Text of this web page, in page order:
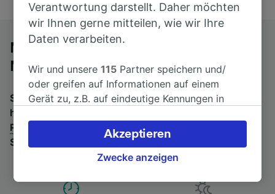
Mit dem Fernbus von Rovereto nach
München
Suchen Sie nach einem Rückfahrtticket? Dann bitte
hier entlang:
Rovereto
Wenn Sie lieber mit dem Zug fahren, prüfen
Sie die
Züge von Rovereto bis München
Verantwortung darstellt. Daher möchten
wir Ihnen gerne mitteilen, wie wir Ihre
Daten verarbeiten.
Wir und unsere115 Partner speichern und/
oder greifen auf Informationen auf einem
Gerät zu, z.B. auf eindeutige Kennungen in
verarbeiten. Sie können Ihre Präferenzen
akzeptieren oder verwalten, einschließlich
Ihres Widerspruchsrechts bei berechtigtem
besuchen Sie jederzeit die Seite der
Zwecke anzeigen
Akzeptieren